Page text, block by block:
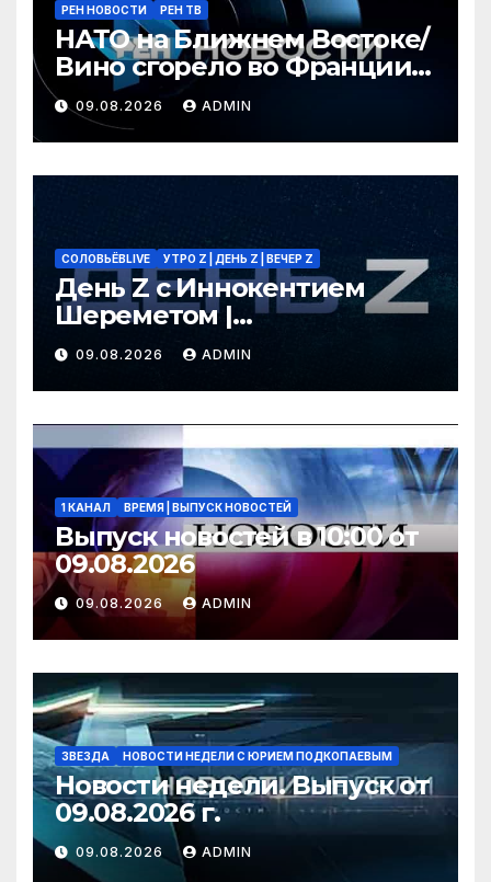
РЕН НОВОСТИ РЕН ТВ
НАТО на Ближнем Востоке/
Вино сгорело во Франции /
Ядовитые пауки в РФ/ РЕН
Новости 12:30, 09.08.2026
09.08.2026 ADMIN
СОЛОВЬЁВLIVE УТРО Z | ДЕНЬ Z | ВЕЧЕР Z
День Z с Иннокентием
Шереметом |
СОЛОВЬЁВLIVE | 9 августа
2026 года
09.08.2026 ADMIN
1 КАНАЛ ВРЕМЯ | ВЫПУСК НОВОСТЕЙ
Выпуск новостей в 10:00 от
09.08.2026
09.08.2026 ADMIN
ЗВЕЗДА НОВОСТИ НЕДЕЛИ С ЮРИЕМ ПОДКОПАЕВЫМ
Новости недели. Выпуск от
09.08.2026 г.
09.08.2026 ADMIN